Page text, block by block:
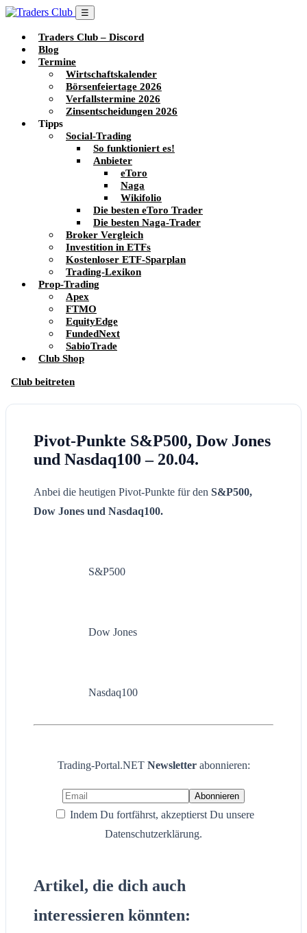
☰
Traders Club – Discord
Blog
Termine
Wirtschaftskalender
Börsenfeiertage 2026
Verfallstermine 2026
Zinsentscheidungen 2026
Tipps
Social-Trading
So funktioniert es!
Anbieter
eToro
Naga
Wikifolio
Die besten eToro Trader
Die besten Naga-Trader
Broker Vergleich
Investition in ETFs
Kostenloser ETF-Sparplan
Trading-Lexikon
Prop-Trading
Apex
FTMO
EquityEdge
FundedNext
SabioTrade
Club Shop
Club beitreten
Pivot-Punkte S&P500, Dow Jones
und Nasdaq100 – 20.04.
Anbei die heutigen Pivot-Punkte für den S&P500,
Dow Jones und Nasdaq100.
S&P500
Dow Jones
Nasdaq100
Trading-Portal.NET Newsletter abonnieren:
Indem Du fortfährst, akzeptierst Du unsere
Datenschutzerklärung.
Artikel, die dich auch
interessieren könnten: